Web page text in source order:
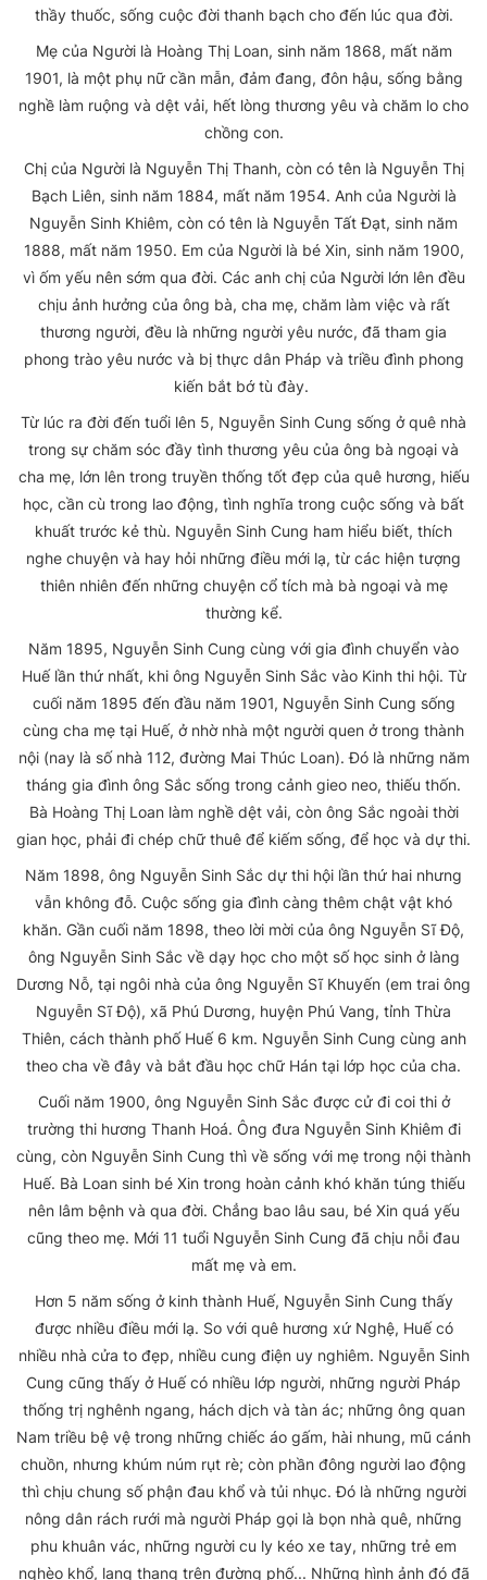
thầy thuốc, sống cuộc đời thanh bạch cho đến lúc qua đời.
Mẹ của Người là Hoàng Thị Loan, sinh năm 1868, mất năm
1901, là một phụ nữ cần mẫn, đảm đang, đôn hậu, sống bằng
nghề làm ruộng và dệt vải, hết lòng thương yêu và chăm lo cho
chồng con.
Chị của Người là Nguyễn Thị Thanh, còn có tên là Nguyễn Thị
Bạch Liên, sinh năm 1884, mất năm 1954. Anh của Người là
Nguyễn Sinh Khiêm, còn có tên là Nguyễn Tất Đạt, sinh năm
1888, mất năm 1950. Em của Người là bé Xin, sinh năm 1900,
vì ốm yếu nên sớm qua đời. Các anh chị của Người lớn lên đều
chịu ảnh hưởng của ông bà, cha mẹ, chăm làm việc và rất
thương người, đều là những người yêu nước, đã tham gia
phong trào yêu nước và bị thực dân Pháp và triều đình phong
kiến bắt bớ tù đày.
Từ lúc ra đời đến tuổi lên 5, Nguyễn Sinh Cung sống ở quê nhà
trong sự chăm sóc đầy tình thương yêu của ông bà ngoại và
cha mẹ, lớn lên trong truyền thống tốt đẹp của quê hương, hiếu
học, cần cù trong lao động, tình nghĩa trong cuộc sống và bất
khuất trước kẻ thù. Nguyễn Sinh Cung ham hiểu biết, thích
nghe chuyện và hay hỏi những điều mới lạ, từ các hiện tượng
thiên nhiên đến những chuyện cổ tích mà bà ngoại và mẹ
thường kể.
Năm 1895, Nguyễn Sinh Cung cùng với gia đình chuyển vào
Huế lần thứ nhất, khi ông Nguyễn Sinh Sắc vào Kinh thi hội. Từ
cuối năm 1895 đến đầu năm 1901, Nguyễn Sinh Cung sống
cùng cha mẹ tại Huế, ở nhờ nhà một người quen ở trong thành
nội (nay là số nhà 112, đường Mai Thúc Loan). Đó là những năm
tháng gia đình ông Sắc sống trong cảnh gieo neo, thiếu thốn.
Bà Hoàng Thị Loan làm nghề dệt vải, còn ông Sắc ngoài thời
gian học, phải đi chép chữ thuê để kiếm sống, để học và dự thi.
Năm 1898, ông Nguyễn Sinh Sắc dự thi hội lần thứ hai nhưng
vẫn không đỗ. Cuộc sống gia đình càng thêm chật vật khó
khăn. Gần cuối năm 1898, theo lời mời của ông Nguyễn Sĩ Độ,
ông Nguyễn Sinh Sắc về dạy học cho một số học sinh ở làng
Dương Nỗ, tại ngôi nhà của ông Nguyễn Sĩ Khuyến (em trai ông
Nguyễn Sĩ Độ), xã Phú Dương, huyện Phú Vang, tỉnh Thừa
Thiên, cách thành phố Huế 6 km. Nguyễn Sinh Cung cùng anh
theo cha về đây và bắt đầu học chữ Hán tại lớp học của cha.
Cuối năm 1900, ông Nguyễn Sinh Sắc được cử đi coi thi ở
trường thi hương Thanh Hoá. Ông đưa Nguyễn Sinh Khiêm đi
cùng, còn Nguyễn Sinh Cung thì về sống với mẹ trong nội thành
Huế. Bà Loan sinh bé Xin trong hoàn cảnh khó khăn túng thiếu
nên lâm bệnh và qua đời. Chẳng bao lâu sau, bé Xin quá yếu
cũng theo mẹ. Mới 11 tuổi Nguyễn Sinh Cung đã chịu nỗi đau
mất mẹ và em.
Hơn 5 năm sống ở kinh thành Huế, Nguyễn Sinh Cung thấy
được nhiều điều mới lạ. So với quê hương xứ Nghệ, Huế có
nhiều nhà cửa to đẹp, nhiều cung điện uy nghiêm. Nguyễn Sinh
Cung cũng thấy ở Huế có nhiều lớp người, những người Pháp
thống trị nghênh ngang, hách dịch và tàn ác; những ông quan
Nam triều bệ vệ trong những chiếc áo gấm, hài nhung, mũ cánh
chuồn, nhưng khúm núm rụt rè; còn phần đông người lao động
thì chịu chung số phận đau khổ và tủi nhục. Đó là những người
nông dân rách rưới mà người Pháp gọi là bọn nhà quê, những
phu khuân vác, những người cu ly kéo xe tay, những trẻ em
nghèo khổ, lang thang trên đường phố... Những hình ảnh đó đã